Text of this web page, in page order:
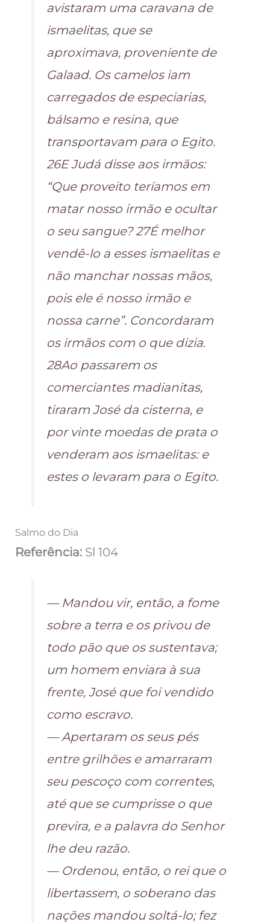
avistaram uma caravana de
ismaelitas, que se
aproximava, proveniente de
Galaad. Os camelos iam
carregados de especiarias,
bálsamo e resina, que
transportavam para o Egito.
26E Judá disse aos irmãos:
“Que proveito teríamos em
matar nosso irmão e ocultar
o seu sangue? 27É melhor
vendê-lo a esses ismaelitas e
não manchar nossas mãos,
pois ele é nosso irmão e
nossa carne”. Concordaram
os irmãos com o que dizia.
28Ao passarem os
comerciantes madianitas,
tiraram José da cisterna, e
por vinte moedas de prata o
venderam aos ismaelitas: e
estes o levaram para o Egito.
Salmo do Dia
Referência: Sl 104
— Mandou vir, então, a fome
sobre a terra e os privou de
todo pão que os sustentava;
um homem enviara à sua
frente, José que foi vendido
como escravo.
— Apertaram os seus pés
entre grilhões e amarraram
seu pescoço com correntes,
até que se cumprisse o que
previra, e a palavra do Senhor
lhe deu razão.
— Ordenou, então, o rei que o
libertassem, o soberano das
nações mandou soltá-lo; fez